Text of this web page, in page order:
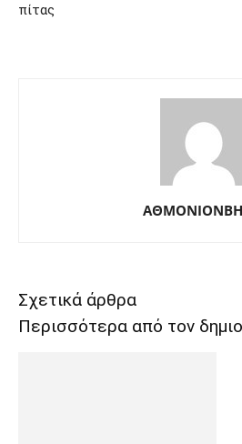
πίτας
Σχετικά άρθρα
Περισσότερα από τον